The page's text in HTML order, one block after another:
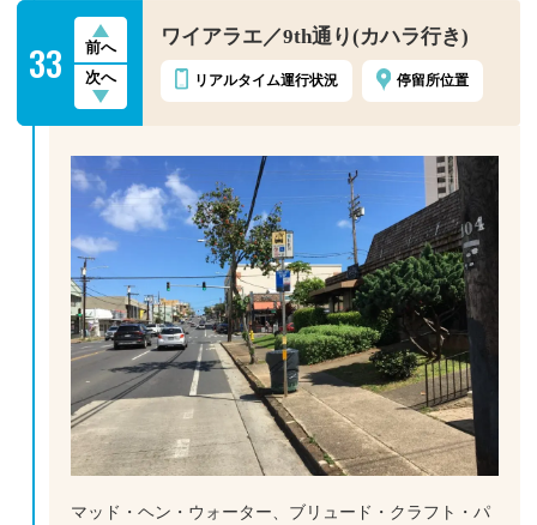
33
前へ
次へ
ワイアラエ／9th通り(カハラ行き)
リアルタイム運行状況 停留所位置
マッド・ヘン・ウォーター、ブリュード・クラフト・パ